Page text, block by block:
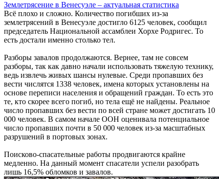
Землетрясение в Венесуэле – актуальная статистика
Всё плохо и сложно. Количество погибших из-за
землетрясений в Венесуэле достигло 6125 человек, сообщил
председатель Национальной ассамблеи Хорхе Родригес. То
есть достали именно столько тел.
Разборы завалов продолжаются. Вернее, там не совсем
разборы, так как давно начали использовать тяжелую технику,
ведь извлечь живых шансы нулевые. Среди пропавших без
вести числятся 1338 человек, имена которых установлены на
основе переписи населения и обращений граждан. То есть это
те, кто скорее всего погиб, но тела ещё не найдены. Реальное
число пропавших без вести по всей стране может достигать 10
000 человек. В самом начале ООН оценивала потенциальное
число пропавших почти в 50 000 человек из-за масштабных
разрушений в портовых зонах.
Поисково-спасательные работы продвигаются крайне
медленно. На данный момент спасатели успели разобрать
лишь 16,5% обломков и завалов.